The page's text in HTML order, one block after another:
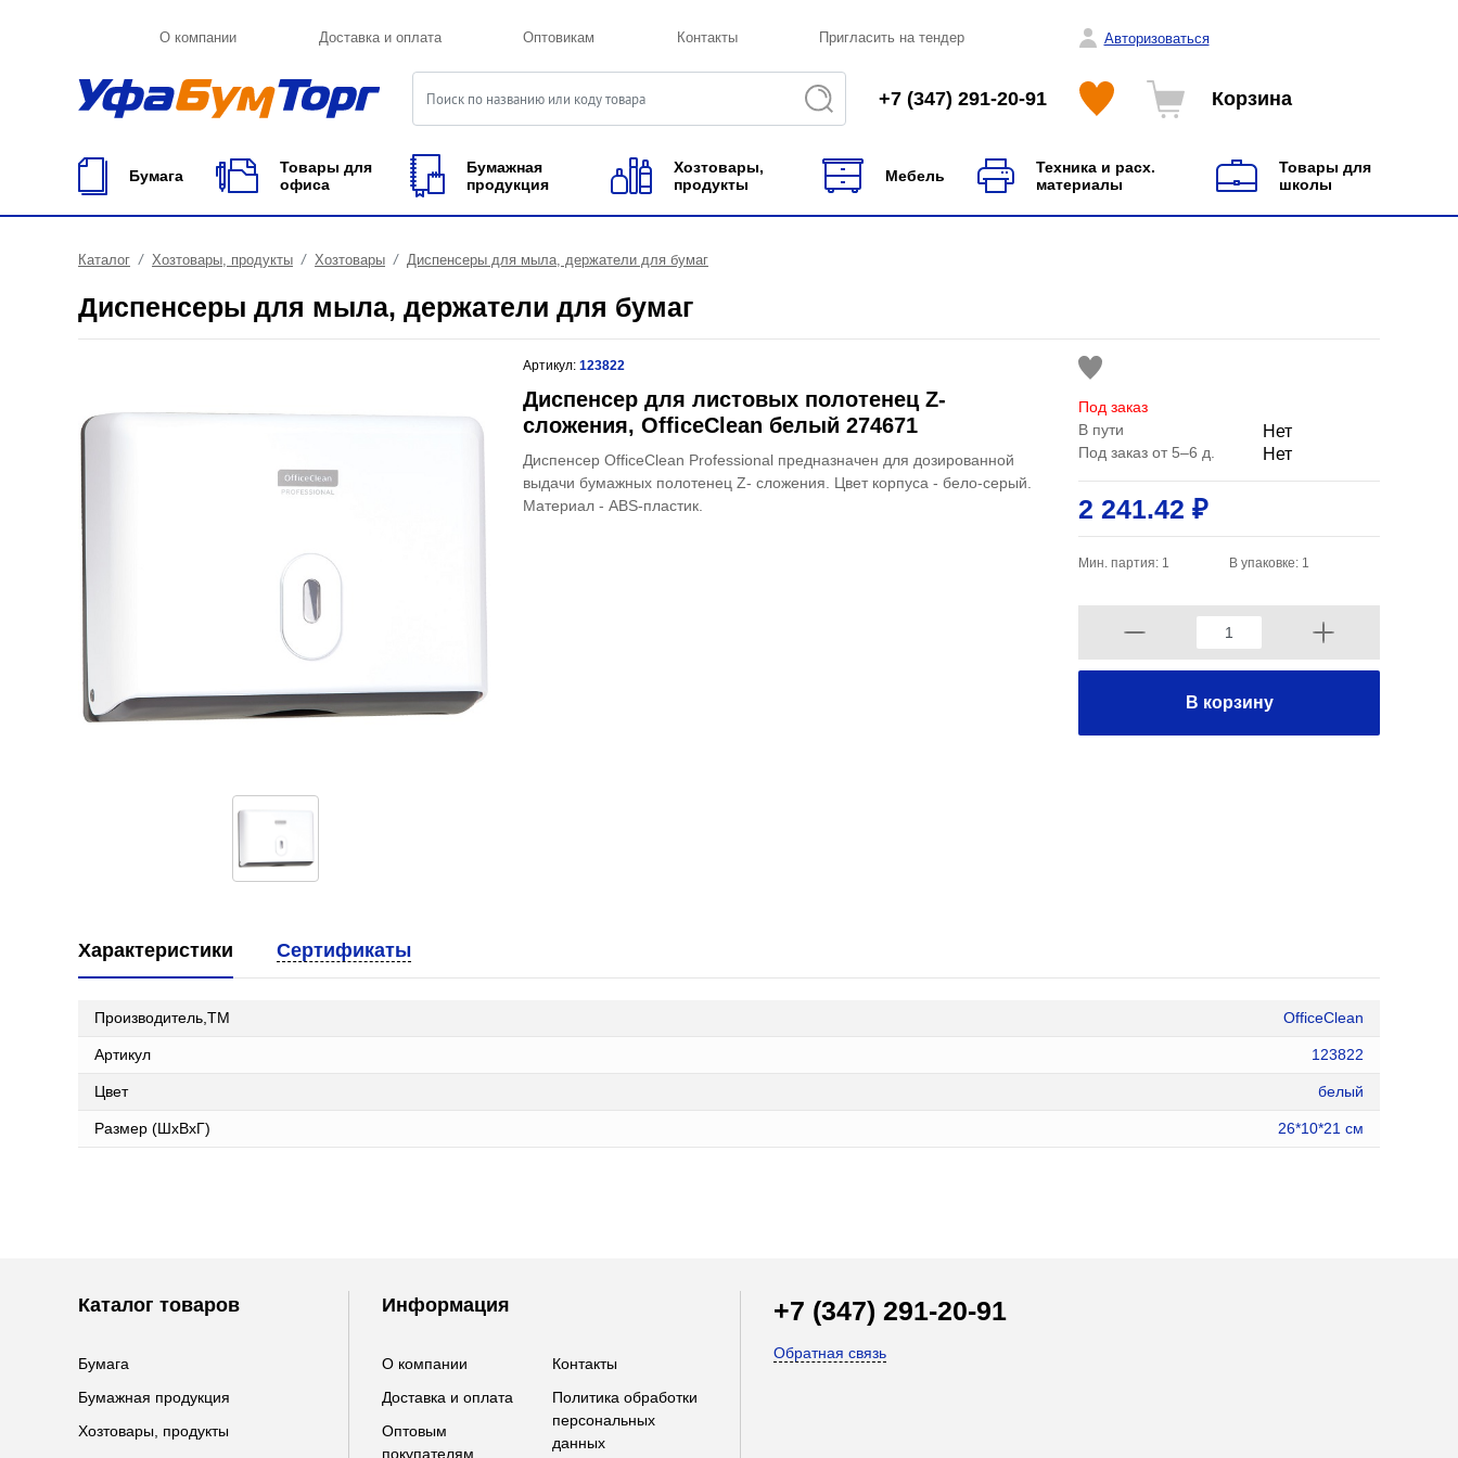
О компании Доставка и оплата Оптовикам Контакты Пригласить на тендер Авторизоваться
+7 (347) 291-20-91 Корзина
Бумага
Товары для
офиса
Бумажная
продукция
Хозтовары,
продукты
Мебель
Техника и расх.
материалы
Товары для
школы
Каталог Хозтовары, продукты Хозтовары Диспенсеры для мыла, держатели для бумаг
Диспенсеры для мыла, держатели для бумаг
Артикул: 123822
Диспенсер для листовых полотенец Z-
сложения, OfficeClean белый 274671
Диспенсер OfficeClean Professional предназначен для дозированной
выдачи бумажных полотенец Z- сложения. Цвет корпуса - бело-серый.
Материал - ABS-пластик.
Под заказ
В пути
Нет
Под заказ от 5–6 д. Нет
2 241.42 ₽
Мин. партия: 1 В упаковке: 1
В корзину
Характеристики Сертификаты
Производитель,ТМ OfficeClean
Артикул 123822
Цвет белый
Размер (ШxВxГ) 26*10*21 см
Каталог товаров
Бумага
Бумажная продукция
Хозтовары, продукты
Информация
О компании
Доставка и оплата
Оптовым
покупателям
Контакты
Политика обработки
персональных
данных
+7 (347) 291-20-91
Обратная связь